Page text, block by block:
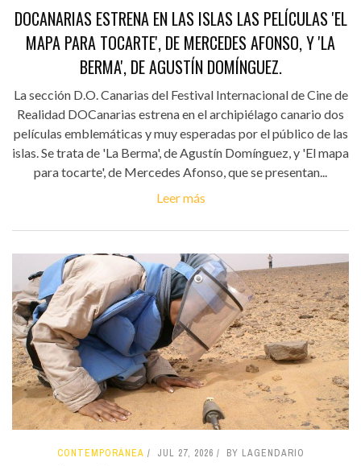
DOCANARIAS ESTRENA EN LAS ISLAS LAS PELÍCULAS 'EL
MAPA PARA TOCARTE', DE MERCEDES AFONSO, Y 'LA
BERMA', DE AGUSTÍN DOMÍNGUEZ.
La sección D.O. Canarias del Festival Internacional de Cine de
Realidad DOCanarias estrena en el archipiélago canario dos
películas emblemáticas y muy esperadas por el público de las
islas. Se trata de 'La Berma', de Agustín Domínguez, y 'El mapa
para tocarte', de Mercedes Afonso, que se presentan...
Leer más
CONTEMPORÁNEA JUL 27, 2026 BY LAGENDARIO